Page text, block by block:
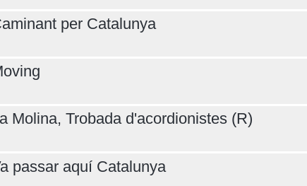
per Catalunya
Molina, Trobada d'acordionistes (R)
passar aquí Catalunya